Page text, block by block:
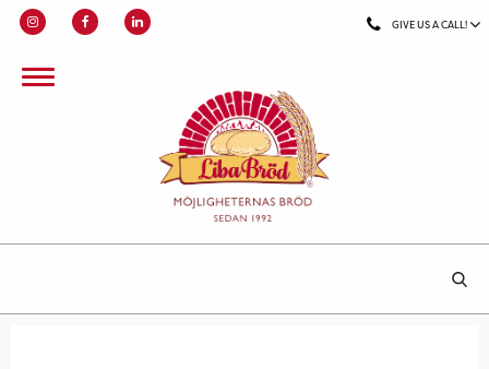
GIVE US A CALL!